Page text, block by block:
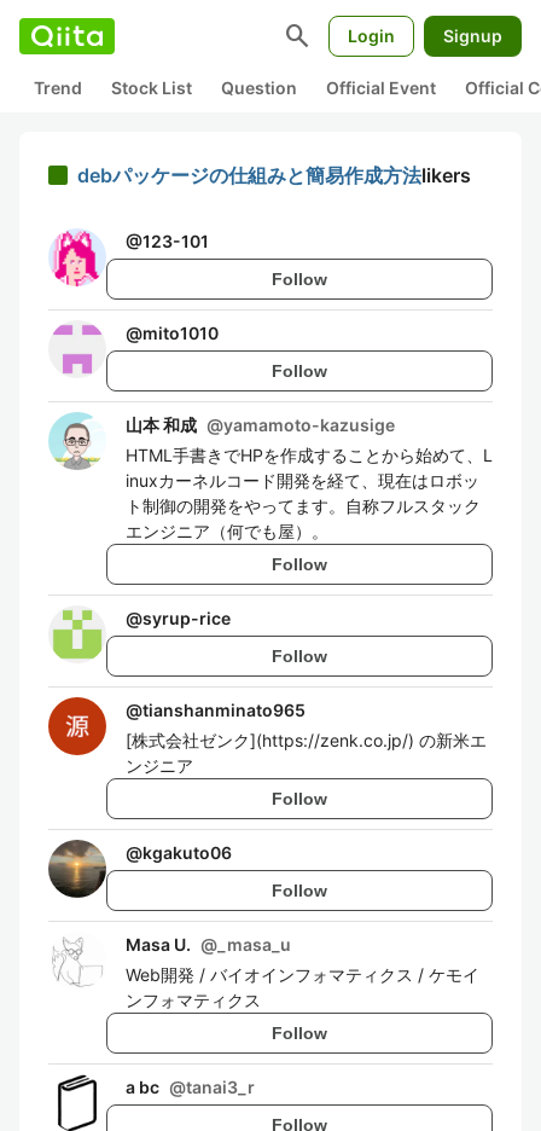
search Login Signup
Trend Stock List Question Official Event Official
debパッケージの仕組みと簡易作成方法likers
@123-101
Follow
@mito1010
Follow
山本 和成 @yamamoto-kazusige
HTML手書きでHPを作成することから始めて、L
inuxカーネルコード開発を経て、現在はロボッ
ト制御の開発をやってます。自称フルスタック
エンジニア（何でも屋）。
Follow
@syrup-rice
Follow
@tianshanminato965
[株式会社ゼンク](https://zenk.co.jp/) の新米エ
ンジニア
Follow
@kgakuto06
Follow
Masa U. @ _masa_u
Web開発 / バイオインフォマティクス / ケモイ
ンフォマティクス
Follow
a bc @tanai3_r
Follow